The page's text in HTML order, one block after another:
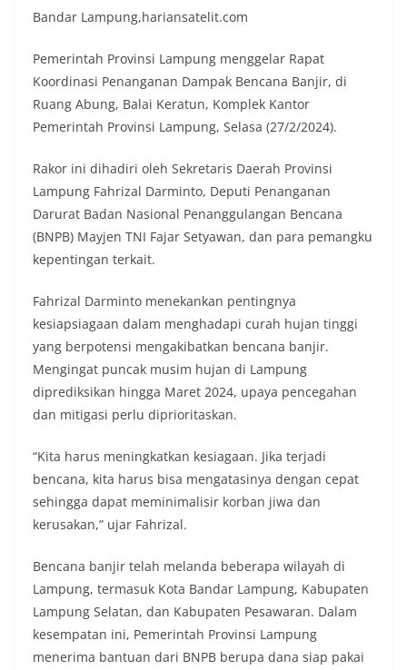
Bandar Lampung,hariansatelit.com
Pemerintah Provinsi Lampung menggelar Rapat
Koordinasi Penanganan Dampak Bencana Banjir, di
Ruang Abung, Balai Keratun, Komplek Kantor
Pemerintah Provinsi Lampung, Selasa (27/2/2024).
Rakor ini dihadiri oleh Sekretaris Daerah Provinsi
Lampung Fahrizal Darminto, Deputi Penanganan
Darurat Badan Nasional Penanggulangan Bencana
(BNPB) Mayjen TNI Fajar Setyawan, dan para pemangku
kepentingan terkait.
Fahrizal Darminto menekankan pentingnya
kesiapsiagaan dalam menghadapi curah hujan tinggi
yang berpotensi mengakibatkan bencana banjir.
Mengingat puncak musim hujan di Lampung
diprediksikan hingga Maret 2024, upaya pencegahan
dan mitigasi perlu diprioritaskan.
“Kita harus meningkatkan kesiagaan. Jika terjadi
bencana, kita harus bisa mengatasinya dengan cepat
sehingga dapat meminimalisir korban jiwa dan
kerusakan,” ujar Fahrizal.
Bencana banjir telah melanda beberapa wilayah di
Lampung, termasuk Kota Bandar Lampung, Kabupaten
Lampung Selatan, dan Kabupaten Pesawaran. Dalam
kesempatan ini, Pemerintah Provinsi Lampung
menerima bantuan dari BNPB berupa dana siap pakai